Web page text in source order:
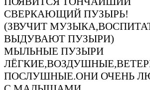
СВЕРКАЮЩИЙ ПУЗЫРЬ!
(ЗВУЧИТ
ВЫДУВАЮТ ПУЗЫРИ)
МЫЛЬНЫЕ ПУЗЫРИ
ПОСЛУШНЫЕ.ОНИ ОЧЕНЬ